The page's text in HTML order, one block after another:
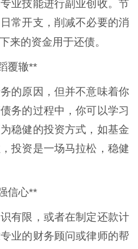
业技能进行副业创收。节
常开支，削减不必要的消
来的资金用于还债。
覆辙**
的原因，但并不意味着你
务的过程中，你可以学习
稳健的投资方式，如基金
投资是一场马拉松，稳健
信心**
有限，或者在制定还款计
业的财务顾问或律师的帮